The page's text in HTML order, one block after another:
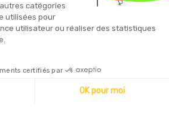
Copyright © 2026 - Sécurama
catégories
utilisées pour
utilisateur ou réaliser des statistiques
certifiés par
OK pour moi